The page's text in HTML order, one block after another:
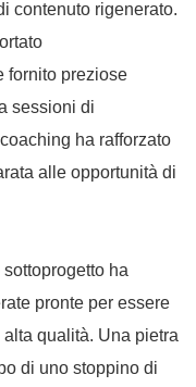
contenuto rigenerato.
fornito preziose
sessioni di
ha rafforzato
alle opportunità di
sottoprogetto ha
pronte per essere
qualità. Una pietra
di uno stoppino di